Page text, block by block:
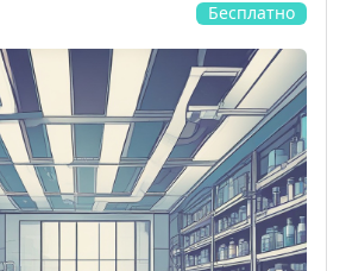
Бесплатно